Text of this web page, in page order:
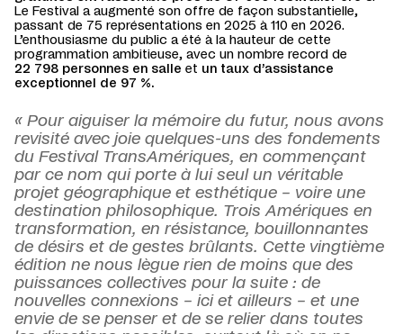
Le Festival a augmenté son offre de façon substantielle,
passant de 75 représentations en 2025 à 110 en 2026.
L’enthousiasme du public a été à la hauteur de cette
programmation ambitieuse, avec un nombre record de
22 798 personnes en salle et un taux d’assistance
exceptionnel de 97 %.
« Pour aiguiser la mémoire du futur, nous avons
revisité avec joie quelques-uns des fondements
du Festival TransAmériques, en commençant
par ce nom qui porte à lui seul un véritable
projet géographique et esthétique – voire une
destination philosophique. Trois Amériques en
transformation, en résistance, bouillonnantes
de désirs et de gestes brûlants. Cette vingtième
édition ne nous lègue rien de moins que des
puissances collectives pour la suite : de
nouvelles connexions – ici et ailleurs – et une
envie de se penser et de se relier dans toutes